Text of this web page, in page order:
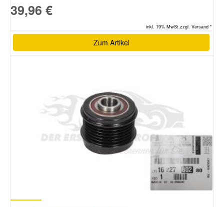
39,96 €
inkl. 19% MwSt.zzgl. Versand *
Zum Artikel